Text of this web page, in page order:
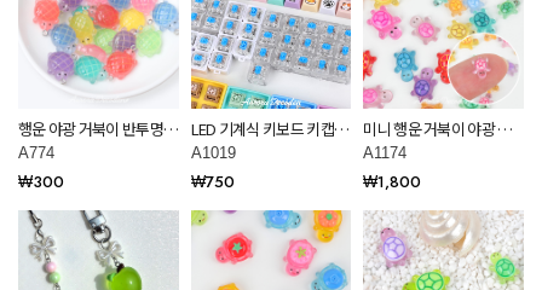
행운 야광 거북이 반투명
키링 부자재 만들기 악세사
리 재료 A774
A774
₩300
LED 기계식 키보드 키캡 키
링 클릭커 부자재 휴대용
스트레스 해소 장난감 4종
A1019
A1019
₩750
미니 행운 거북이 야광 파
츠 공예 재료 데코덴 만들
기 재료 A1174
A1174
₩1,800